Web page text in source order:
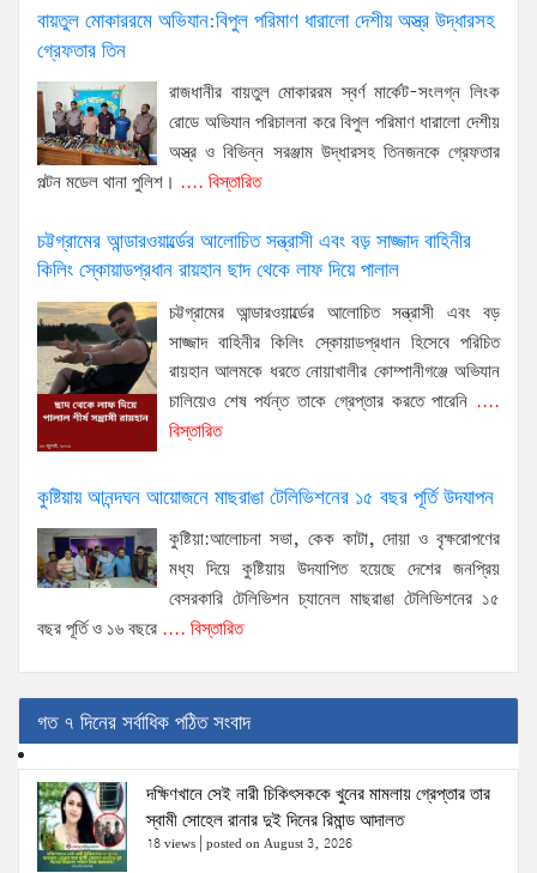
বায়তুল মোকাররমে অভিযান:বিপুল পরিমাণ ধারালো দেশীয় অস্ত্র উদ্ধারসহ
গ্রেফতার তিন
রাজধানীর বায়তুল মোকাররম স্বর্ণ মার্কেট-সংলগ্ন লিংক
রোডে অভিযান পরিচালনা করে বিপুল পরিমাণ ধারালো দেশীয়
অস্ত্র ও বিভিন্ন সরঞ্জাম উদ্ধারসহ তিনজনকে গ্রেফতার
পল্টন মডেল থানা পুলিশ। .... বিস্তারিত
চট্টগ্রামের আন্ডারওয়ার্ল্ডের আলোচিত সন্ত্রাসী এবং বড় সাজ্জাদ বাহিনীর
কিলিং স্কোয়াডপ্রধান রায়হান ছাদ থেকে লাফ দিয়ে পালাল
চট্টগ্রামের আন্ডারওয়ার্ল্ডের আলোচিত সন্ত্রাসী এবং বড়
সাজ্জাদ বাহিনীর কিলিং স্কোয়াডপ্রধান হিসেবে পরিচিত
রায়হান আলমকে ধরতে নোয়াখালীর কোম্পানীগঞ্জে অভিযান
চালিয়েও শেষ পর্যন্ত তাকে গ্রেপ্তার করতে পারেনি ....
বিস্তারিত
কুষ্টিয়ায় আনন্দঘন আয়োজনে মাছরাঙা টেলিভিশনের ১৫ বছর পূর্তি উদযাপন
কুষ্টিয়া:আলোচনা সভা, কেক কাটা, দোয়া ও বৃক্ষরোপণের
মধ্য দিয়ে কুষ্টিয়ায় উদযাপিত হয়েছে দেশের জনপ্রিয়
বেসরকারি টেলিভিশন চ্যানেল মাছরাঙা টেলিভিশনের ১৫
বছর পূর্তি ও ১৬ বছরে .... বিস্তারিত
গত ৭ দিনের সর্বাধিক পঠিত সংবাদ
দক্ষিণখানে সেই নারী চিকিৎসককে খুনের মামলায় গ্রেপ্তার তার
স্বামী সোহেল রানার দুই দিনের রিমান্ড আদালত
18 views posted on August 3, 2026